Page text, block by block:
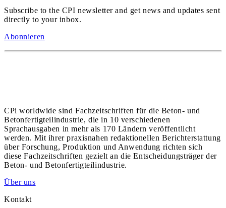
Subscribe to the CPI newsletter and get news and updates sent
directly to your inbox.
Abonnieren
CPi worldwide sind Fachzeitschriften für die Beton- und
Betonfertigteilindustrie, die in 10 verschiedenen
Sprachausgaben in mehr als 170 Ländern veröffentlicht
werden. Mit ihrer praxisnahen redaktionellen Berichterstattung
über Forschung, Produktion und Anwendung richten sich
diese Fachzeitschriften gezielt an die Entscheidungsträger der
Beton- und Betonfertigteilindustrie.
Über uns
Kontakt